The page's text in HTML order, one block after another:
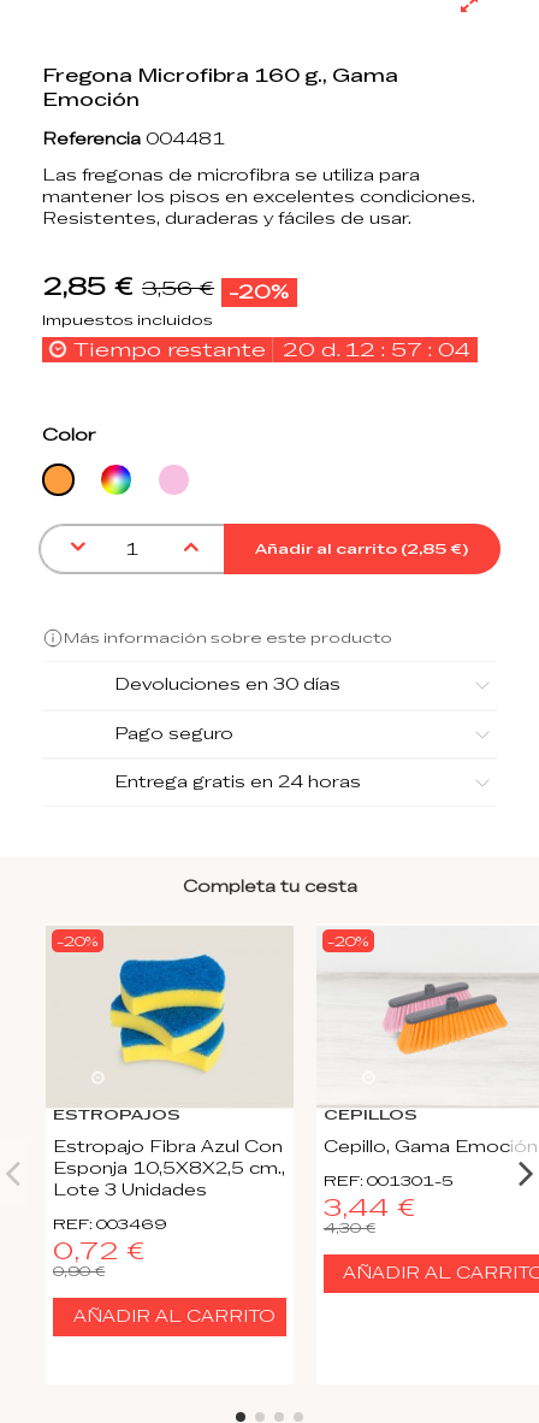
Fregona Microfibra 160 g., Gama
Emoción
Referencia 004481
Las fregonas de microfibra se utiliza para
mantener los pisos en excelentes condiciones.
Resistentes, duraderas y fáciles de usar.
2,85 € 3,56 € -20%
Impuestos incluidos
Tiempo restante 20 d. 12 : 57 : 03
Color
Naranja Mandarina
Surtido Rosa
Añadir al carrito (2,85 €)
Más información sobre este producto
Devoluciones en 30 días
Pago seguro
Entrega gratis en 24 horas
Completa tu cesta
-20%
57
ESTROPAJOS
Estropajo Fibra Azul Con
Esponja 10,5X8X2,5 cm.,
Lote 3 Unidades
REF: 003469
0,72 €
0,90 €
AÑADIR AL CARRITO
-20%
CEPILLOS
Cepillo, Gama Emoción
REF: 001301-5
3,44 €
4,30 €
AÑADIR AL